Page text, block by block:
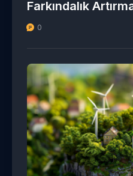
Farkındalık
0